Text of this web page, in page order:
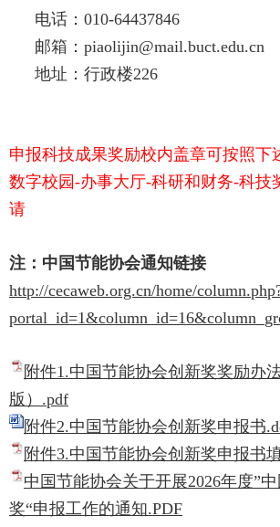
电话： 010-64437846
邮箱： piaolijin@mail.buct.edu.cn
地址：行政楼226
申报科技成果奖励校内盖章可按照下
数字校园 -办事大厅-科研和财务-科技
请
注：中国节能协会通知链接
http://cecaweb.org.cn/home/
附件1.中国节能协会创新奖奖励办
版）.pdf
附件2.中国节能协会创新奖申报书
附件3.中国节能协会创新奖申报书
中国节能协会关于开展2026年度”
奖“申报工作的通知.PDF